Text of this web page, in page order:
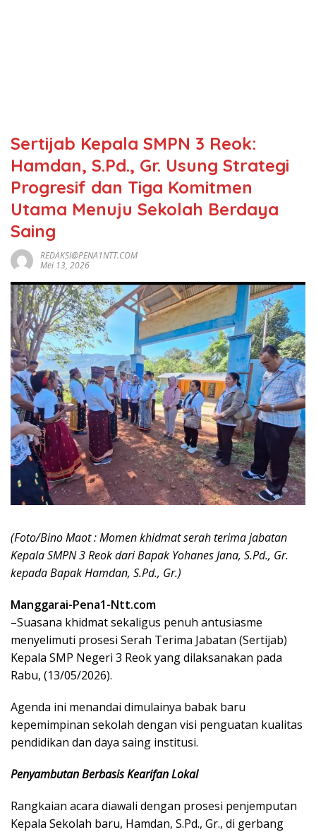
Sertijab Kepala SMPN 3 Reok:
Hamdan, S.Pd., Gr. Usung Strategi
Progresif dan Tiga Komitmen
Utama Menuju Sekolah Berdaya
Saing
REDAKSI@PENA1NTT.COM
Mei 13, 2026
(Foto/Bino Maot : Momen khidmat serah terima jabatan
Kepala SMPN 3 Reok dari Bapak Yohanes Jana, S.Pd., Gr.
kepada Bapak Hamdan, S.Pd., Gr.)
Manggarai-Pena1-Ntt.com
–Suasana khidmat sekaligus penuh antusiasme
menyelimuti prosesi Serah Terima Jabatan (Sertijab)
Kepala SMP Negeri 3 Reok yang dilaksanakan pada
Rabu, (13/05/2026).
Agenda ini menandai dimulainya babak baru
kepemimpinan sekolah dengan visi penguatan kualitas
pendidikan dan daya saing institusi.
Penyambutan Berbasis Kearifan Lokal
Rangkaian acara diawali dengan prosesi penjemputan
Kepala Sekolah baru, Hamdan, S.Pd., Gr., di gerbang